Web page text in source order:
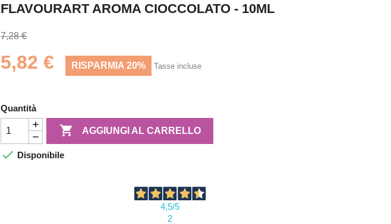
FLAVOURART AROMA CIOCCOLATO - 10ML
7,28 €
5,82 € RISPARMIA 20% Tasse incluse
Quantità
 AGGIUNGI AL CARRELLO
 Disponibile
4,5/5
2